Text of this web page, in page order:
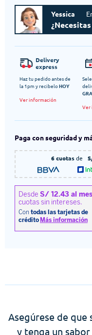
Yessica
Delivery
express
Haz tu pedido antes de
la 1pm y recibeloHOY
Ver información
Ver
Paga con seguridad y
6 cuotasde
Asegúrese de que
y tenga un